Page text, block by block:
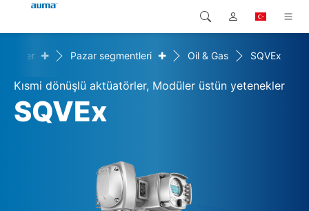
Ürünler
Çözümler
Global
Avrupa
Kuzey Amerika
Arama
+ Pazar segmentleri + Oil & Gas SQVEx
Kısmi dönüşlü aktüatörler, Modüler üstün yetenekler
SQVEx